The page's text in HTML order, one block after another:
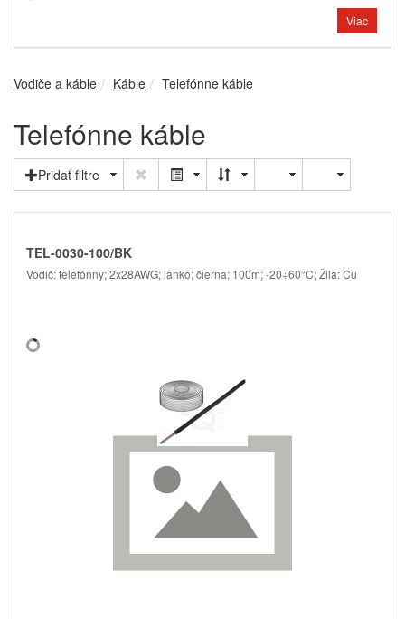
Viac
Vodiče a káble Káble Telefónne káble
Telefónne káble
Pridať filtre
TEL-0030-100/BK
Vodič: telefónny; 2x28AWG; lanko; čierna; 100m; -20÷60°C; Žila: Cu